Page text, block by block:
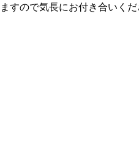
すので気長にお付き合いく